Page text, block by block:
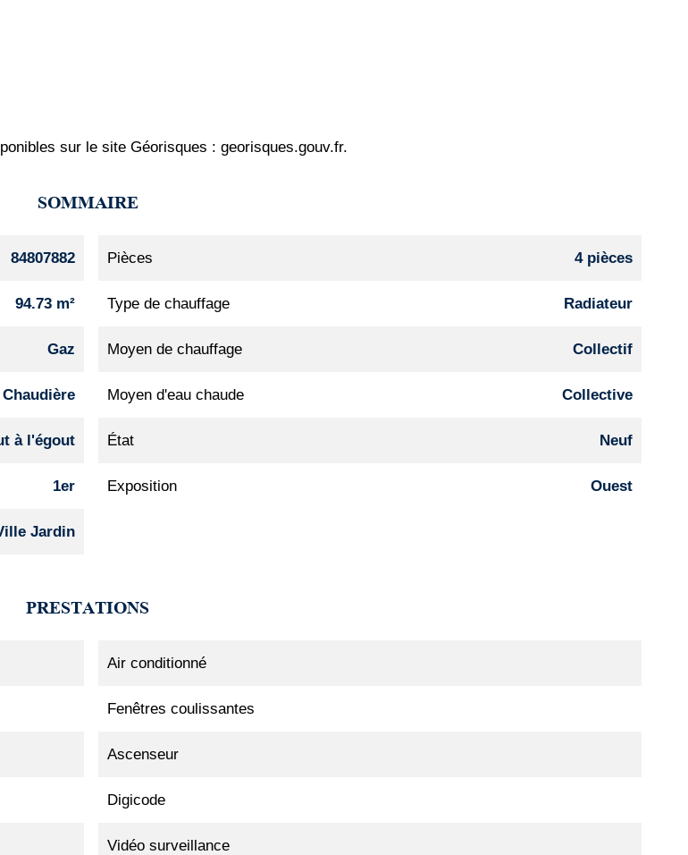
sur le site Géorisques : georisques.gouv.fr.
SOMMAIRE
84807882 Pièces 4 pièces
94.73 m² Type de chauffage Radiateur
Gaz Moyen de chauffage Collectif
Chaudière Moyen d'eau chaude Collective
à l'égout État Neuf
1er Exposition Ouest
Jardin
PRESTATIONS
Air conditionné
Fenêtres coulissantes
Ascenseur
Digicode
Vidéo surveillance